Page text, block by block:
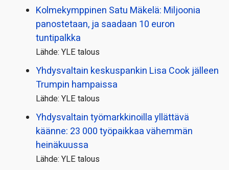
Kolmekymppinen Satu Mäkelä: Miljoonia
panostetaan, ja saadaan 10 euron
tuntipalkka
Lähde: YLE talous
Yhdysvaltain keskuspankin Lisa Cook jälleen
Trumpin hampaissa
Lähde: YLE talous
Yhdysvaltain työmarkkinoilla yllättävä
käänne: 23 000 työpaikkaa vähemmän
heinäkuussa
Lähde: YLE talous